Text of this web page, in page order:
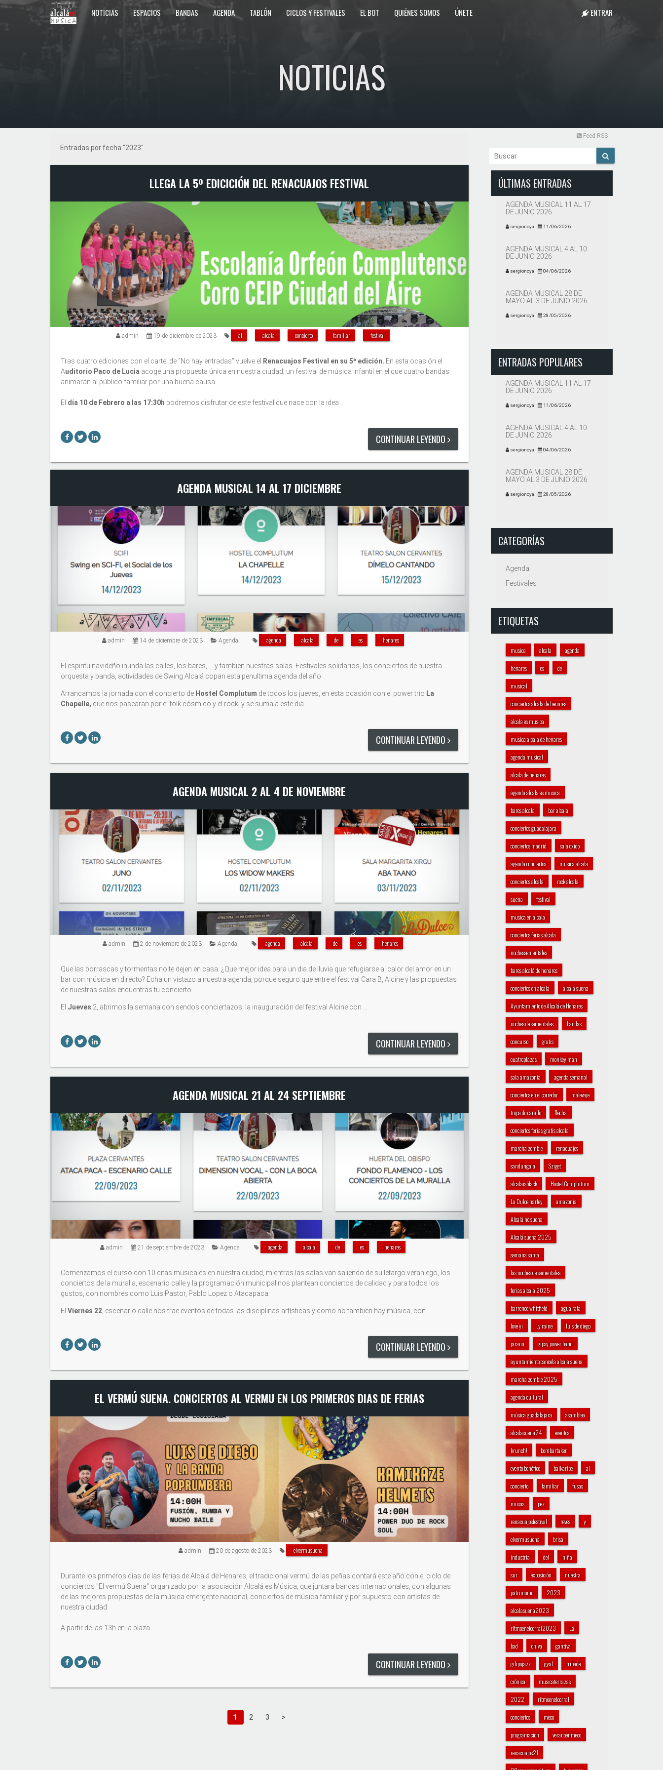
NOTICIAS ESPACIOS BANDAS AGENDA TABLÓN CICLOS Y FESTIVALES EL BOT QUIÉNES SOMOS ÚNETE ENTRAR
NOTICIAS
Entradas por fecha "2023"
LLEGA LA 5º EDICICIÓN DEL RENACUAJOS FESTIVAL
admin 19 de diciembre de 2023 al alcala concierto familiar festival
Tras cuatro ediciones con el cartel de “No hay entradas” vuelve el Renacuajos Festival en su 5ª edición. En esta ocasión el
Auditorio Paco de Lucia acoge una propuesta única en nuestra ciudad, un festival de música infantil en el que cuatro bandas
animarán al público familiar por una buena causa.
El día 10 de Febrero a las 17:30h podremos disfrutar de este festival que nace con la idea …
CONTINUAR LEYENDO
AGENDA MUSICAL 14 AL 17 DICIEMBRE
admin 14 de diciembre de 2023 Agenda agenda alcala de es henares
El espiritu navideño inunda las calles, los bares, ... y tambien nuestras salas. Festivales solidarios, los conciertos de nuestra
orquesta y banda, actividades de Swing Alcalá copan esta penultima agenda del año.
Arrancamos la jornada con el concierto de Hostel Complutum de todos los jueves, en esta ocasión con el power trio La
Chapelle, que nos pasearan por el folk cósmico y el rock, y se suma a este dia …
CONTINUAR LEYENDO
AGENDA MUSICAL 2 AL 4 DE NOVIEMBRE
admin 2 de noviembre de 2023 Agenda agenda alcala de es henares
Que las borrascas y tormentas no te dejen en casa. ¿Que mejor idea para un dia de lluvia que refugiarse al calor del amor en un
bar con música en directo? Echa un vistazo a nuestra agenda, porque seguro que entre el festival Cara B, Alcine y las propuestas
de nuestras salas encuentras tu concierto.
El Jueves 2, abrimos la semana con sendos conciertazos, la inauguración del festival Alcine con …
CONTINUAR LEYENDO
AGENDA MUSICAL 21 AL 24 SEPTIEMBRE
admin 21 de septiembre de 2023 Agenda agenda alcala de es henares
Comenzamos el curso con 10 citas musicales en nuestra ciudad, mientras las salas van saliendo de su letargo veraniego, los
conciertos de la muralla, escenario calle y la programación municipal nos plantean conciertos de calidad y para todos los
gustos, con nombres como Luis Pastor, Pablo Lopez o Atacapaca.
El Viernes 22 , escenario calle nos trae eventos de todas las disciplinas artísticas y como no tambien hay música, con …
CONTINUAR LEYENDO
EL VERMÚ SUENA. CONCIERTOS AL VERMU EN LOS PRIMEROS DIAS DE FERIAS
admin 20 de agosto de 2023 elvermusuena
Durante los primeros días de las ferias de Alcalá de Henares, el tradicional vermú de las peñas contará este año con el ciclo de
conciertos "El vermú Suena" organizado por la asociación Alcalá es Música, que juntara bandas internacionales, con algunas
de las mejores propuestas de la música emergente nacional, conciertos de música familiar y por supuesto con artistas de
nuestra ciudad.
A partir de las 13h en la plaza …
CONTINUAR LEYENDO
1 2 3 >
Feed RSS
ÚLTIMAS ENTRADAS
AGENDA MUSICAL 11 AL 17
DE JUNIO 2026
sergionoya 11/06/2026
AGENDA MUSICAL 4 AL 10
DE JUNIO 2026
sergionoya 04/06/2026
AGENDA MUSICAL 28 DE
MAYO AL 3 DE JUNIO 2026
sergionoya 28/05/2026
ENTRADAS POPULARES
AGENDA MUSICAL 11 AL 17
DE JUNIO 2026
sergionoya 11/06/2026
AGENDA MUSICAL 4 AL 10
DE JUNIO 2026
sergionoya 04/06/2026
AGENDA MUSICAL 28 DE
MAYO AL 3 DE JUNIO 2026
sergionoya 28/05/2026
CATEGORÍAS
Agenda
Festivales
ETIQUETAS
musica alcala agenda
henares es de
musical
conciertos alcala de henares
alcala es musica
musica alcala de henares
agenda musical
alcala de henares
agenda alcala es musica
bares alcala bar alcala
conciertos guadalajara
conciertos madrid sala oxido
agenda conciertos musica alcala
conciertos alcala rock alcala
suena festival
musica en alcala
conciertos ferias alcala
nochessementales
bares alcalá de henares
conciertos en alcala alcalá suena
Ayuntamiento de Alcalá de Henares
noches de sementales bandas
concurso gratis
cuatroplazas monkey man
sala amazonia agenda semanal
conciertos en el corredor malevaje
tropa do carallo flecha
conciertos ferias gratis alcala
marcha zombie renacuajos
sandungaia Sziget
alcalaisblack Hostel Complutum
La Dulce harley amazonia
Alcalá no suena
Alcalá suena 2025
semana santa
las noches de sementales
ferias alcala 2025
barrence whitfield agua rata
love yi Ly raine luis de diego
jarana gipsy power band
ayuntamiento cancela alcala suena
marcha zombie 2025
agenda cultural
música guadalajara asamblea
alcalasuena24 eventos
krunch! bombartaker
evento benéfico balkaribe al
concierto familiar fusas
musas pez
renacuajosfestival reves y
elvermusuena brisa
industria del niña
sur exposición nuestra
patrimonio 2023
alcalasuena2023
ritmoenelcorral2023 La
bad chiva gantiva
gilipojazz gyal tribade
crónica musicaterrazas
2022 ritmoenelcorral
conciertos meco
programacion veranoenmeco
renacuajos21